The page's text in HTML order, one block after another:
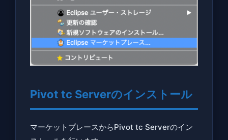
Server
のイン
ストー
ル
1.6
の作
成
Pivot tc Serverのインストール
マーケットプレースからPivot tc Serverのイン